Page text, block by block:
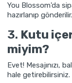
You Blossom'da
hazırlanıp gönderilir.
3. Kutu
miyim?
Evet! Mesajınızı,
hale getirebilirsiniz.